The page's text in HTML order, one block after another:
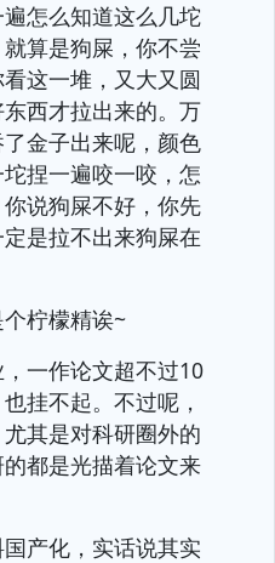
怎么知道这么几坨
算是狗屎，你不尝
这一堆，又大又圆
西才拉出来的。万
金子出来呢，颜色
捏一遍咬一咬，怎
说狗屎不好，你先
是拉不出来狗屎在
柠檬精诶~
一作论文超不过10
挂不起。不过呢，
其是对科研圈外的
都是光描着论文来
产化，实话说其实